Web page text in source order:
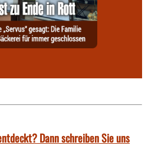
Dann schreiben Sie uns